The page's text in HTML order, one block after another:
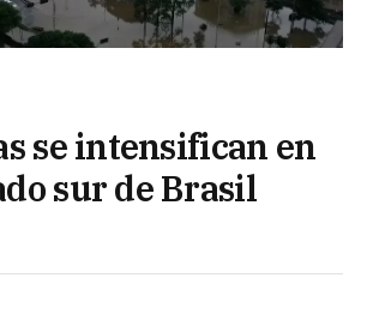
se intensifican en
sur de Brasil